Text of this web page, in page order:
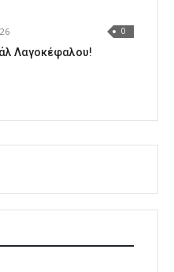
0
Λαγοκέφαλου!